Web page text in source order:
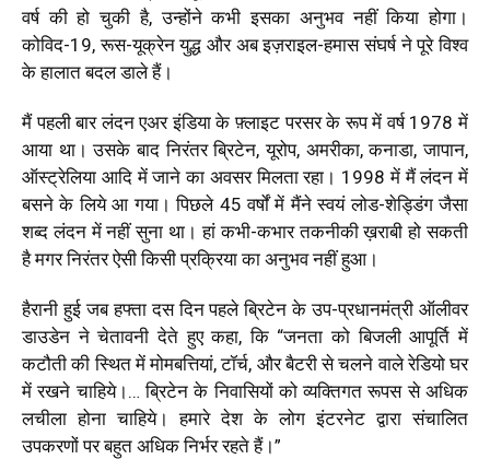
वर्ष की हो चुकी है, उन्होंने कभी इसका अनुभव नहीं किया होगा।
कोविद-19, रूस-यूक्रेन युद्ध और अब इज़राइल-हमास संघर्ष ने पूरे विश्व
के हालात बदल डाले हैं।
मैं पहली बार लंदन एअर इंडिया के फ़्लाइट परसर के रूप में वर्ष 1978 में
आया था। उसके बाद निरंतर ब्रिटेन, यूरोप, अमरीका, कनाडा, जापान,
ऑस्ट्रेलिया आदि में जाने का अवसर मिलता रहा। 1998 में मैं लंदन में
बसने के लिये आ गया। पिछले 45 वर्षों में मैंने स्वयं लोड-शेड्डिंग जैसा
शब्द लंदन में नहीं सुना था। हां कभी-कभार तकनीकी ख़राबी हो सकती
है मगर निरंतर ऐसी किसी प्रक्रिया का अनुभव नहीं हुआ।
हैरानी हुई जब हफ्ता दस दिन पहले ब्रिटेन के उप-प्रधानमंत्री ऑलीवर
डाउडेन ने चेतावनी देते हुए कहा, कि “जनता को बिजली आपूर्ति में
कटौती की स्थित में मोमबत्तियां, टॉर्च, और बैटरी से चलने वाले रेडियो घर
में रखने चाहिये।… ब्रिटेन के निवासियों को व्यक्तिगत रूपस से अधिक
लचीला होना चाहिये। हमारे देश के लोग इंटरनेट द्वारा संचालित
उपकरणों पर बहुत अधिक निर्भर रहते हैं।”